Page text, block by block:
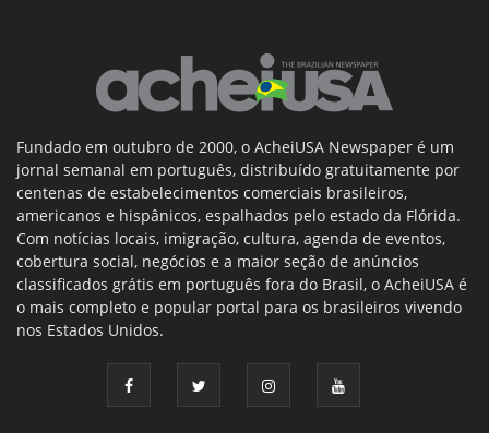
Fundado em outubro de 2000, o AcheiUSA Newspaper é um
jornal semanal em português, distribuído gratuitamente por
centenas de estabelecimentos comerciais brasileiros,
americanos e hispânicos, espalhados pelo estado da Flórida.
Com notícias locais, imigração, cultura, agenda de eventos,
cobertura social, negócios e a maior seção de anúncios
classificados grátis em português fora do Brasil, o AcheiUSA é
o mais completo e popular portal para os brasileiros vivendo
nos Estados Unidos.